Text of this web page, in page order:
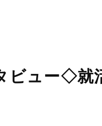
ビュー◇就